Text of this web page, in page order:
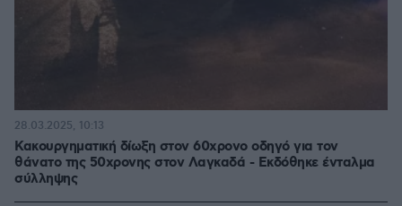
Κακουργηματική δίωξη στον 60χρονο οδηγό για τον
θάνατο της 50χρονης στον Λαγκαδά - Εκδόθηκε ένταλμα
σύλληψης
28.03.2025, 10:13